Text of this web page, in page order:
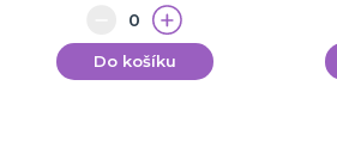
Do košíku